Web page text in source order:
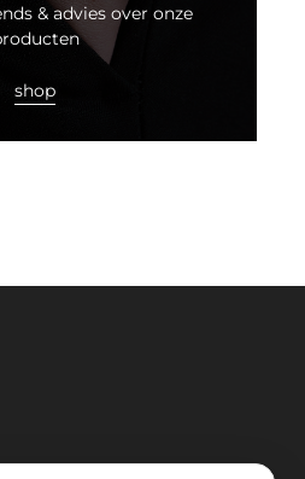
& advies over onze
shop